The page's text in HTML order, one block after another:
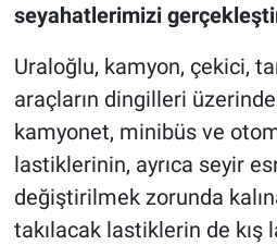
seyahatlerimizi
Uraloğlu, kamyon, çekici,
araçların dingilleri
kamyonet, minibüs ve
lastiklerinin, ayrıca seyir
değiştirilmek zorunda
takılacak lastiklerin de kış